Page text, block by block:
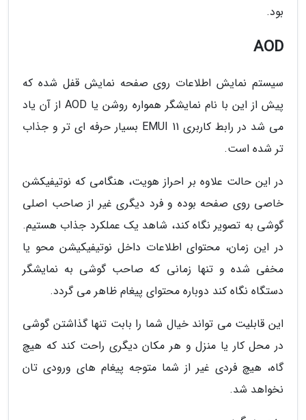
بود.
AOD
سیستم نمایش اطلاعات روی صفحه نمایش قفل شده که
پیش از این با نام نمایشگر همواره روشن یا AOD از آن یاد
می شد در رابط کاربری EMUI 11 بسیار حرفه ای تر و جذاب
تر شده است.
در این حالت علاوه بر احراز هویت، هنگامی که نوتیفیکشن
خاصی روی صفحه بوده و فرد دیگری غیر از صاحب اصلی
گوشی به تصویر نگاه کند، شاهد یک عملکرد جذاب هستیم.
در این زمان، محتوای اطلاعات داخل نوتیفیکیشن محو یا
مخفی شده و تنها زمانی که صاحب گوشی به نمایشگر
دستگاه نگاه کند دوباره محتوای پیغام ظاهر می گردد.
این قابلیت می تواند خیال شما را بابت تنها گذاشتن گوشی
در محل کار یا منزل و هر مکان دیگری راحت کند که هیچ
گاه، هیچ فردی غیر از شما متوجه پیغام های ورودی تان
نخواهد شد.